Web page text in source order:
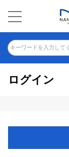
キーワードを入力して
ログイン